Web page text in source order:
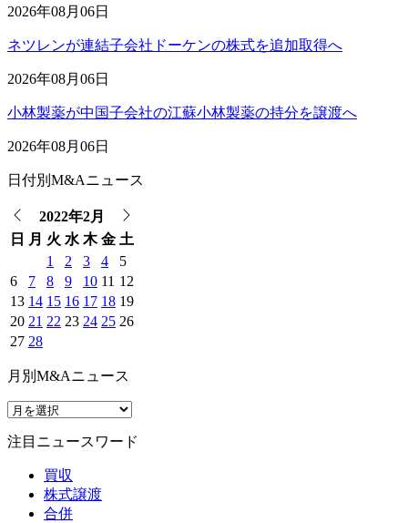
2026年08月06日
ネツレンが連結子会社ドーケンの株式を追加取得へ
2026年08月06日
小林製薬が中国子会社の江蘇小林製薬の持分を譲渡へ
2026年08月06日
日付別M&Aニュース
2022年2月
日
月 火 水 木 金 土
1
2 3 4
5
6
7 8 9 10 11 12
13 14 15 16 17 18 19
20 21 22 23 24 25 26
27 28
月別M&Aニュース
注目ニュースワード
買収
株式譲渡
合併